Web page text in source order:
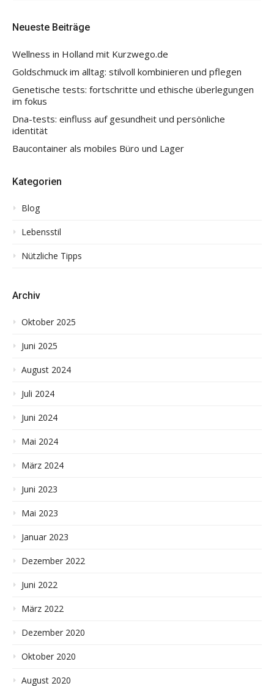
Neueste Beiträge
Wellness in Holland mit Kurzwego.de
Goldschmuck im alltag: stilvoll kombinieren und pflegen
Genetische tests: fortschritte und ethische überlegungen
im fokus
Dna-tests: einfluss auf gesundheit und persönliche
identität
Baucontainer als mobiles Büro und Lager
Kategorien
Blog
Lebensstil
Nützliche Tipps
Archiv
Oktober 2025
Juni 2025
August 2024
Juli 2024
Juni 2024
Mai 2024
März 2024
Juni 2023
Mai 2023
Januar 2023
Dezember 2022
Juni 2022
März 2022
Dezember 2020
Oktober 2020
August 2020